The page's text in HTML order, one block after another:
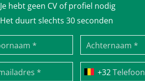
Je hebt geen CV of profiel nodig
Het duurt slechts 30 seconden
Telefoon